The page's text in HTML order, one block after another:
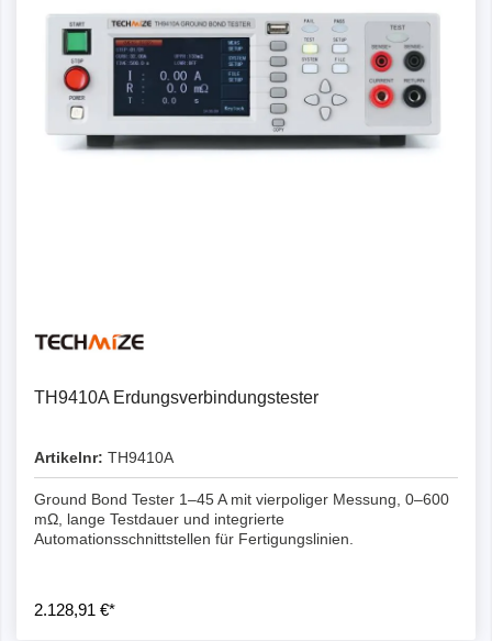
TH9410A Erdungsverbindungstester
Artikelnr: TH9410A
Ground Bond Tester 1–45 A mit vierpoliger Messung, 0–600
mΩ, lange Testdauer und integrierte
Automationsschnittstellen für Fertigungslinien.
2.128,91 €*